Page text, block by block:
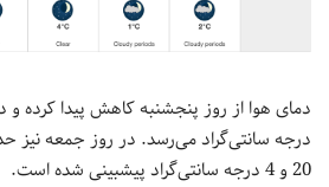
درجه سانتی‌گراد می‌رسد. در روز جمعه نیز
20 و 4 درجه سانتی‌‌گراد پیشبینی شده است.